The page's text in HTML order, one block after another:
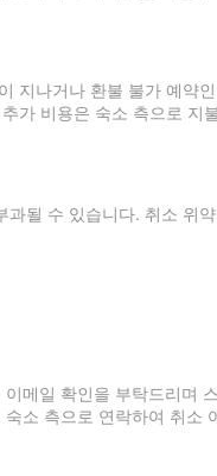
지나거나 환불 불가 예약
가 비용은 숙소 측으로 지
될 수 있습니다. 취소 위
메일 확인을 부탁드리며
소 측으로 연락하여 취소